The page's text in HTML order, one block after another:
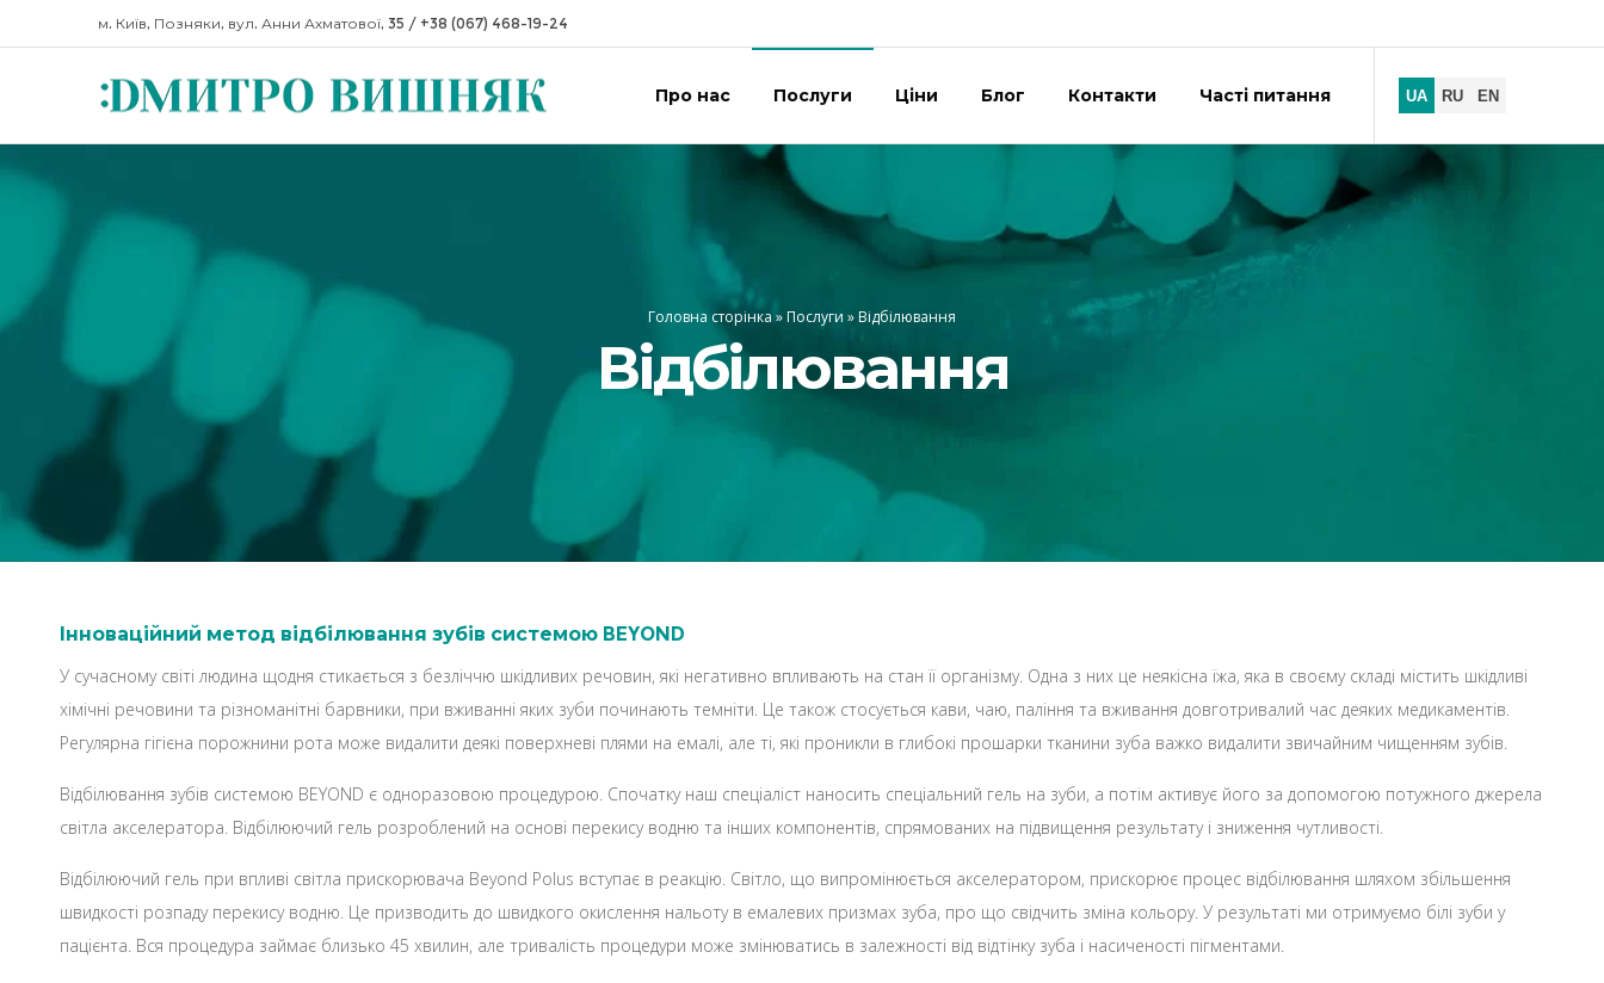
м. Київ, Позняки, вул. Анни Ахматової, 35 / +38 (067) 468-19-24
Про нас Послуги Ціни Блог Контакти Часті питання
Головна сторінка»Послуги »Відбілювання
Відбілювання
Інноваційний метод відбілювання зубів системою BEYOND
У сучасному світі людина щодня стикається з безліччю шкідливих речовин, які негативно впливають на стан її організму. Одна з них це неякісна їжа, яка в своєму складі містить шкідливі
хімічні речовини та різноманітні барвники, при вживанні яких зуби починають темніти. Це також стосується кави, чаю, паління та вживання довготривалий час деяких медикаментів.
Регулярна гігієна порожнини рота може видалити деякі поверхневі плями на емалі, але ті, які проникли в глибокі прошарки тканини зуба важко видалити звичайним чищенням зубів.
Відбілювання зубів системою BEYOND є одноразовою процедурою. Спочатку наш спеціаліст наносить спеціальний гель на зуби, а потім активує його за допомогою потужного джерела
світла акселератора. Відбілюючий гель розроблений на основі перекису водню та інших компонентів, спрямованих на підвищення результату і зниження чутливості.
Відбілюючий гель при впливі світла прискорювача Beyond Polus вступає в реакцію. Світло, що випромінюється акселератором, прискорює процес відбілювання шляхом збільшення
швидкості розпаду перекису водню. Це призводить до швидкого окислення нальоту в емалевих призмах зуба, про що свідчить зміна кольору. У результаті ми отримуємо білі зуби у
пацієнта. Вся процедура займає близько 45 хвилин, але тривалість процедури може змінюватись в залежності від відтінку зуба і насиченості пігментами.